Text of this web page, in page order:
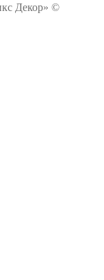
Декор» ©